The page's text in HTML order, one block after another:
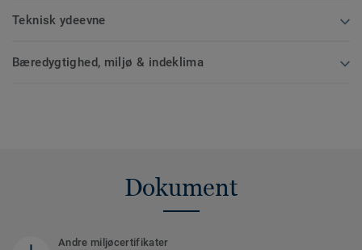
Teknisk ydeevne
Bæredygtighed, miljø & indeklima
Dokument
Andre miljøcertifikater